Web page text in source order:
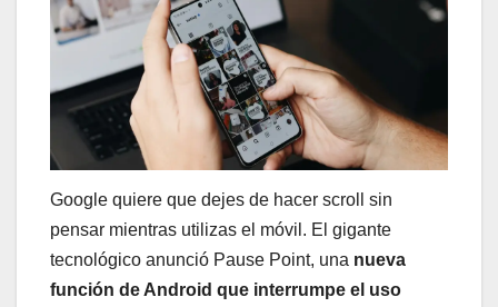
Google quiere que dejes de hacer scroll sin
pensar mientras utilizas el móvil. El gigante
tecnológico anunció Pause Point, una nueva
función de Android que interrumpe el uso